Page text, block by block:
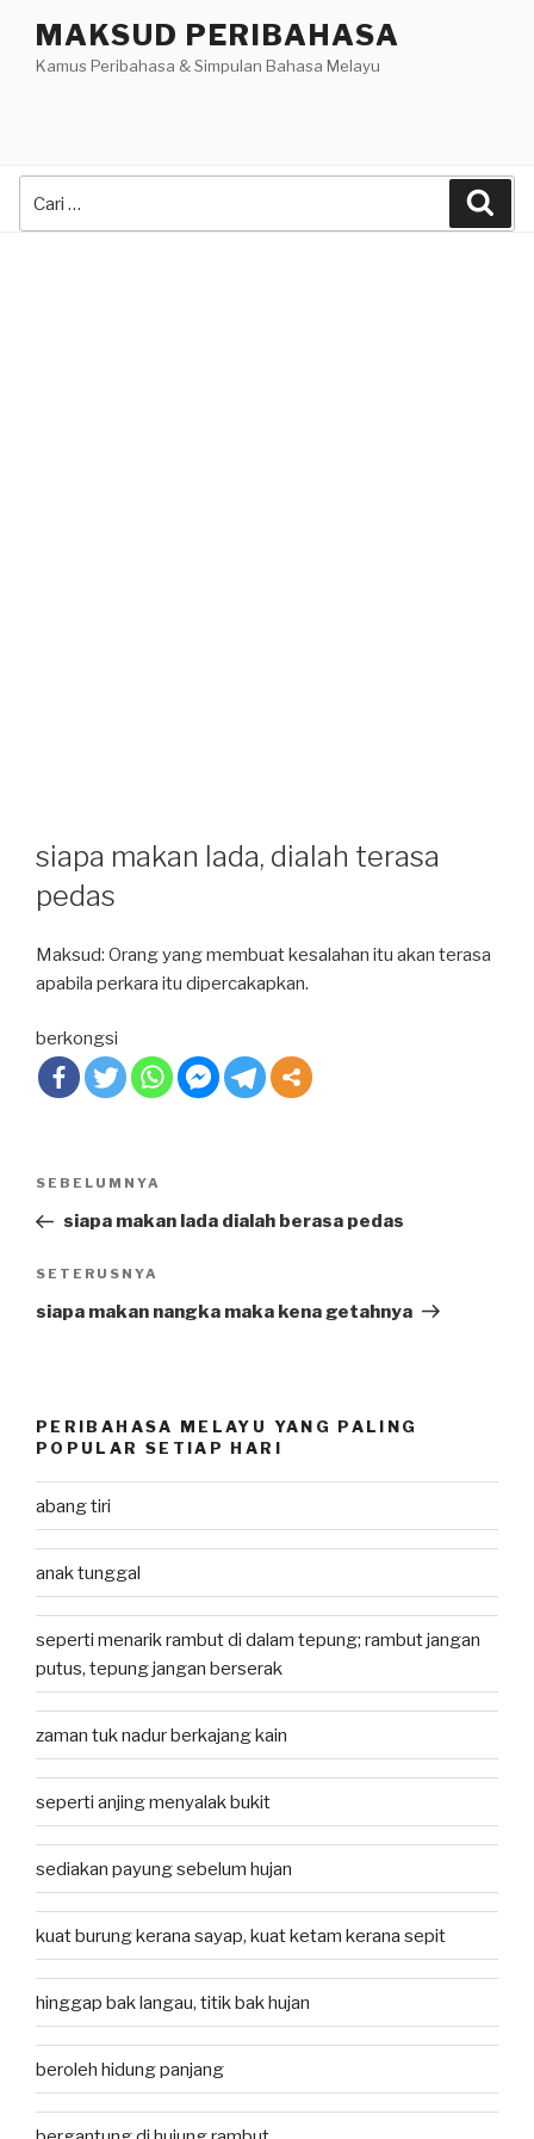
content
MAKSUD PERIBAHASA
Kamus Peribahasa & Simpulan Bahasa Melayu
siapa makan lada, dialah terasa
pedas
Maksud: Orang yang membuat kesalahan itu akan terasa
apabila perkara itu dipercakapkan.
berkongsi
Post
Previous
Post
SEBELUMNYA
siapa makan lada dialah berasa pedas
Next
Post
SETERUSNYA
siapa makan nangka maka kena getahnya
PERIBAHASA MELAYU YANG PALING
POPULAR SETIAP HARI
abang tiri
anak tunggal
seperti menarik rambut di dalam tepung; rambut jangan
putus, tepung jangan berserak
zaman tuk nadur berkajang kain
seperti anjing menyalak bukit
sediakan payung sebelum hujan
kuat burung kerana sayap, kuat ketam kerana sepit
hinggap bak langau, titik bak hujan
beroleh hidung panjang